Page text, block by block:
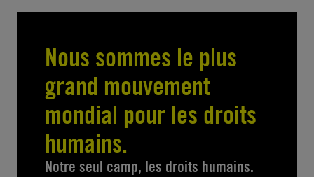
Nous sommes le plus
grand mouvement
mondial pour les droits
humains.
Notre seul camp, les droits humains.